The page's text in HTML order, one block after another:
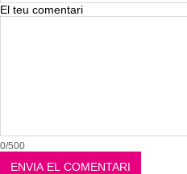
El teu comentari
0/500